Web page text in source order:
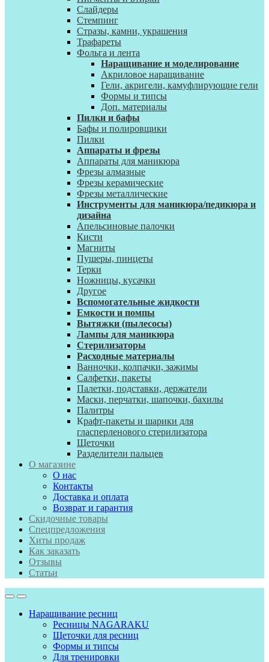
Слайдеры
Стемпинг
Стразы, камни, украшения
Трафареты
Фольга и лента
Наращивание и моделирование
Акриловое наращивание
Гели, акригели, камуфлирующие гели
Формы и типсы
Доп. материалы
Пилки и бафы
Бафы и полировщики
Пилки
Аппараты и фрезы
Аппараты для маникюра
Фрезы алмазные
Фрезы керамические
Фрезы металлические
Инструменты для маникюра/педикюра и
дизайна
Апельсиновые палочки
Кисти
Магниты
Пушеры, пинцеты
Терки
Ножницы, кусачки
Другое
Вспомогательные жидкости
Емкости и помпы
Вытяжки (пылесосы)
Лампы для маникюра
Стерилизаторы
Расходные материалы
Ванночки, колпачки, зажимы
Салфетки, пакеты
Палетки, подставки, держатели
Маски, перчатки, шапочки, бахилы
Палитры
Крафт-пакеты и шарики для
гласперленового стерилизатора
Щеточки
Разделители пальцев
О магазине
О нас
Контакты
Доставка и оплата
Возврат и гарантия
Скидочные товары
Спецпредложения
Хиты продаж
Как заказать
Отзывы
Статьи
Наращивание ресниц
Ресницы NAGARAKU
Щеточки для ресниц
Формы и типсы
Для тренировки